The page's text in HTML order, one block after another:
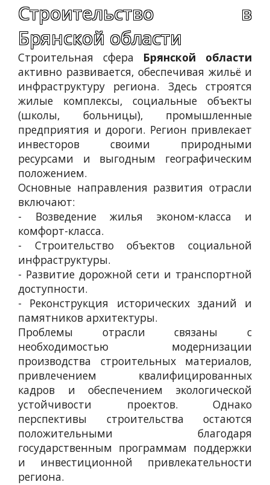
Строительство в
Брянской области
Строительная сфера Брянской области
активно развивается, обеспечивая жильё и
инфраструктуру региона. Здесь строятся
жилые комплексы, социальные объекты
(школы, больницы), промышленные
предприятия и дороги. Регион привлекает
инвесторов своими природными
ресурсами и выгодным географическим
положением.
Основные направления развития отрасли
включают:
- Возведение жилья эконом-класса и
комфорт-класса.
- Строительство объектов социальной
инфраструктуры.
- Развитие дорожной сети и транспортной
доступности.
- Реконструкция исторических зданий и
памятников архитектуры.
Проблемы отрасли связаны с
необходимостью модернизации
производства строительных материалов,
привлечением квалифицированных
кадров и обеспечением экологической
устойчивости проектов. Однако
перспективы строительства остаются
положительными благодаря
государственным программам поддержки
и инвестиционной привлекательности
региона.